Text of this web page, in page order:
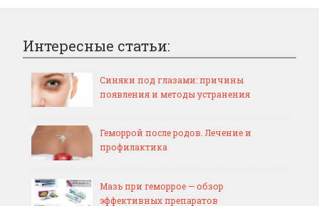
Интересные статьи:
Синяки под глазами: причины
появления и методы устранения
Геморрой после родов. Лечение и
профилактика
Мазь при геморрое — обзор
эффективных препаратов